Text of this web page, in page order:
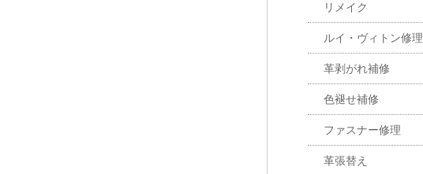
リメイク
ルイ・ヴィトン修理
革剥がれ補修
色褪せ補修
ファスナー修理
革張替え